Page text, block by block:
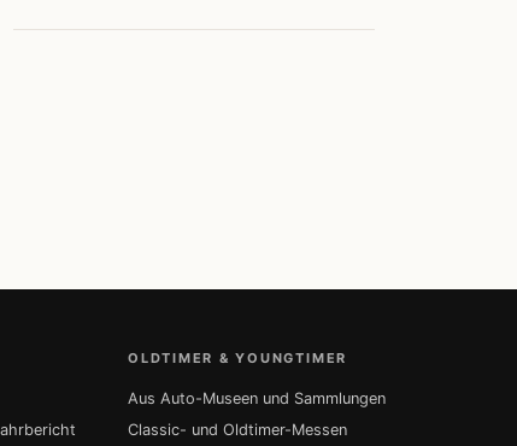
OLDTIMER & YOUNGTIMER
Aus Auto-Museen und Sammlungen
Classic- und Oldtimer-Messen